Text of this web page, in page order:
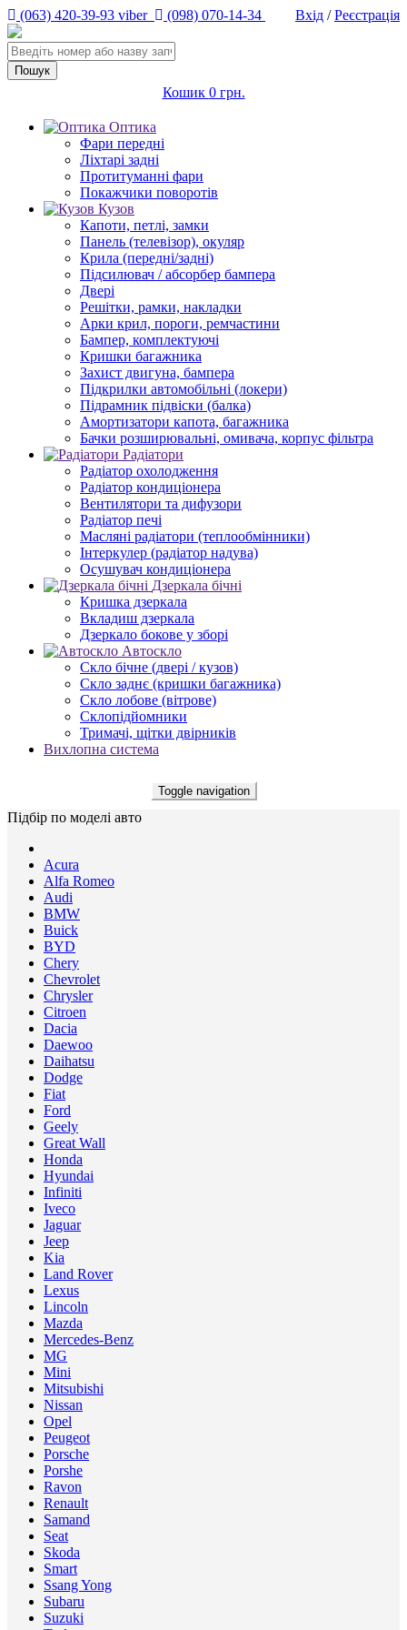
(063) 420-39-93 viber (098) 070-14-34 Вхід /Реєстрація
Кошик 0 грн.
Оптика
Фари передні
Ліхтарі задні
Протитуманні фари
Покажчики поворотів
Кузов
Капоти, петлі, замки
Панель (телевізор), окуляр
Крила (передні/задні)
Підсилювач / абсорбер бампера
Двері
Решітки, рамки, накладки
Арки крил, пороги, ремчастини
Бампер, комплектуючі
Кришки багажника
Захист двигуна, бампера
Підкрилки автомобільні (локери)
Підрамник підвіски (балка)
Амортизатори капота, багажника
Бачки розширювальні, омивача, корпус фільтра
Радіатори
Радіатор охолодження
Радіатор кондиціонера
Вентилятори та дифузори
Радіатор печі
Масляні радіатори (теплообмінники)
Інтеркулер (радіатор надува)
Осушувач кондиціонера
Дзеркала бічні
Кришка дзеркала
Вкладиш дзеркала
Дзеркало бокове у зборі
Автоскло
Скло бічне (двері / кузов)
Скло заднє (кришки багажника)
Скло лобове (вітрове)
Склопідйомники
Тримачі, щітки двірників
Вихлопна система
Toggle navigation
Підбір по моделі авто
Acura
Alfa Romeo
Audi
BMW
Buick
BYD
Chery
Chevrolet
Chrysler
Citroen
Dacia
Daewoo
Daihatsu
Dodge
Fiat
Ford
Geely
Great Wall
Honda
Hyundai
Infiniti
Iveco
Jaguar
Jeep
Kia
Land Rover
Lexus
Lincoln
Mazda
Mercedes-Benz
MG
Mini
Mitsubishi
Nissan
Opel
Peugeot
Porsche
Porshe
Ravon
Renault
Samand
Seat
Skoda
Smart
Ssang Yong
Subaru
Suzuki